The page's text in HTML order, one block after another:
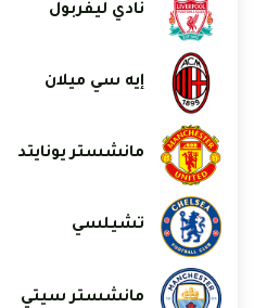
نادي ليفربول
إيه سي ميلان
مانشستر يونايتد
تشيلسي
مانشستر سيتي